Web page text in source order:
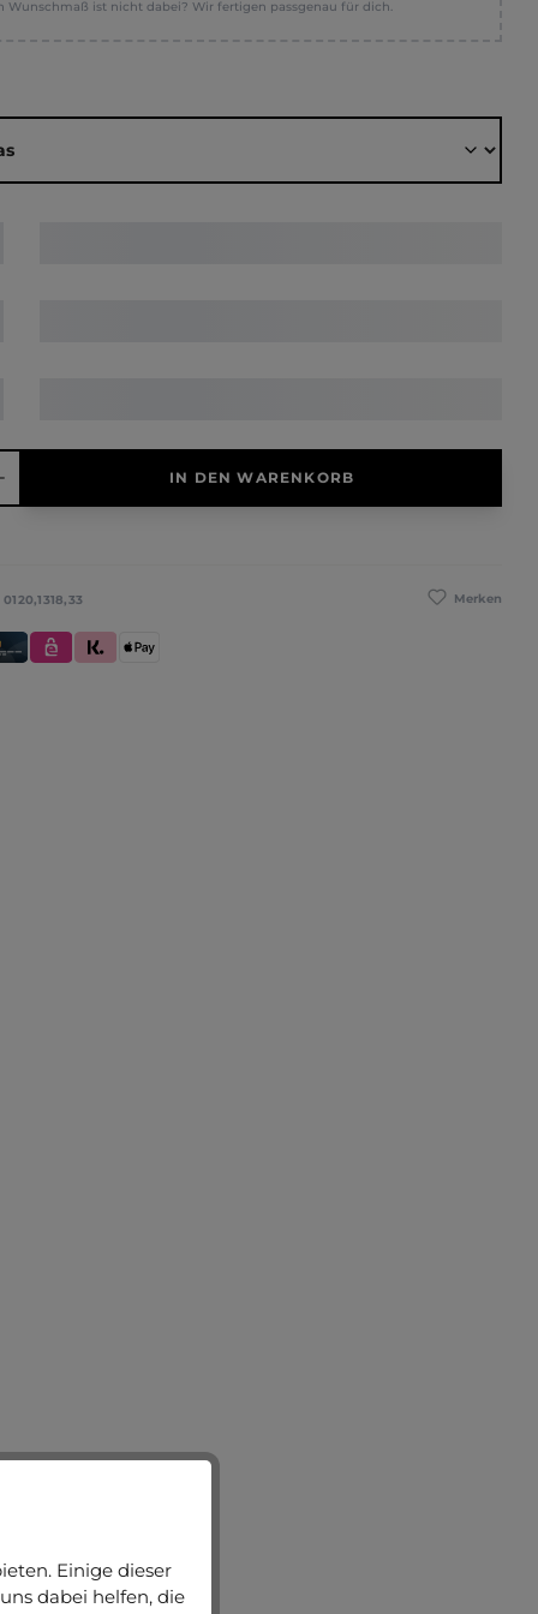
Wunschmaß ist nicht dabei? Wir fertigen passgenau für dich.
IN DEN WARENKORB
Merken
0120,1318,33
und Debitkarte
eps Klarna (Rechnung / Ratenkauf / Sofort)
Apple Pay
Einige dieser
dabei helfen, die